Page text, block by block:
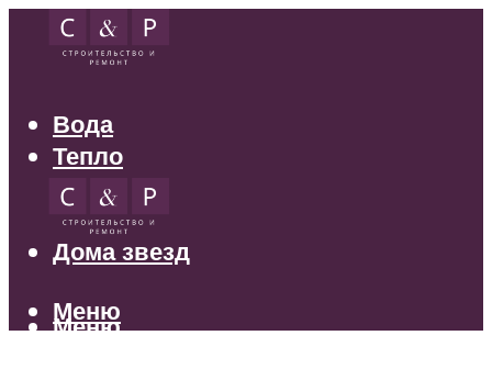
Вода
Тепло
Электрика
Свет
Дома звезд
Меню
Меню